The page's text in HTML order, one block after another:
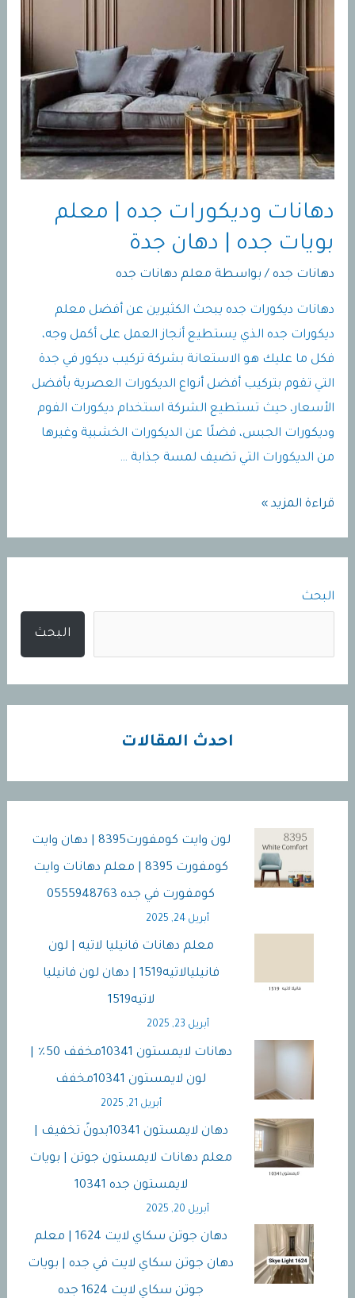
البحث
البحث
احدث المقالات
لون وايت كومفورت8395 | دهان وايت
كومفورت 8395 | معلم دهانات وايت
كومفورت في جده 0555948763
أبريل 24, 2025
معلم دهانات فانيليا لاتيه | لون
فانيليالاتيه1519 | دهان لون فانيليا
لاتيه1519
أبريل 23, 2025
دهانات لايمستون 10341مخفف 50٪ |
لون لايمستون 10341مخفف
أبريل 21, 2025
دهان لايمستون 10341بدونً تخفيف |
معلم دهانات لايمستون جوتن | بويات
لايمستون جده 10341
أبريل 20, 2025
دهان جوتن سكاي لايت 1624 | معلم
دهان جوتن سكاي لايت في جده | بويات
جوتن سكاي لايت 1624 جده
دهانات وديكورات جده | معلم
بويات جده | دهان جدة
دهانات جده / بواسطة معلم دهانات جده
دهانات ديكورات جده يبحث الكثيرين عن أفضل معلم
ديكورات جده الذي يستطيع أنجاز العمل على أكمل وجه،
فكل ما عليك هو الاستعانة بشركة تركيب ديكور في جدة
التي تقوم بتركيب أفضل أنواع الديكورات العصرية بأفضل
الأسعار، حيث تستطيع الشركة استخدام ديكورات الفوم
وديكورات الجبس، فضلًا عن الديكورات الخشبية وغيرها
من الديكورات التي تضيف لمسة جذابة …
دهانات
معلم
قراءة المزيد »